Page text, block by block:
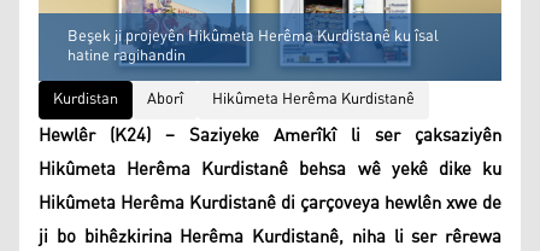
Beşek ji projeyên Hikûmeta Herêma Kurdistanê ku îsal
hatine ragihandin
Kurdistan
Aborî Hikûmeta Herêma Kurdistanê
Hewlêr (K24) – Saziyeke Amerîkî li ser çaksaziyên
Hikûmeta Herêma Kurdistanê behsa wê yekê dike ku
Hikûmeta Herêma Kurdistanê di çarçoveya hewlên xwe de
ji bo bihêzkirina Herêma Kurdistanê, niha li ser rêrewa